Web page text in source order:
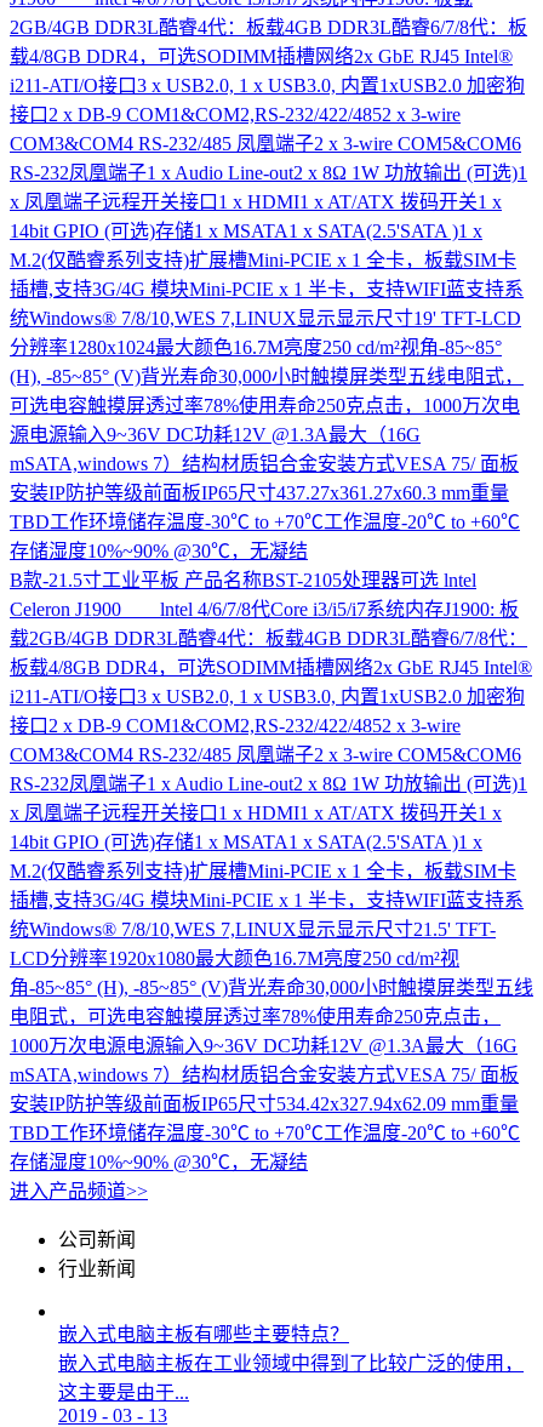
2GB/4GB DDR3L酷睿4代：板载4GB DDR3L酷睿6/7/8代：板
载4/8GB DDR4，可选SODIMM插槽网络2x GbE RJ45 Intel®
i211-ATI/O接口3 x USB2.0, 1 x USB3.0, 内置1xUSB2.0 加密狗
接口2 x DB-9 COM1&COM2,RS-232/422/4852 x 3-wire
COM3&COM4 RS-232/485 凤凰端子2 x 3-wire COM5&COM6
RS-232凤凰端子1 x Audio Line-out2 x 8Ω 1W 功放输出 (可选)1
x 凤凰端子远程开关接口1 x HDMI1 x AT/ATX 拨码开关1 x
14bit GPIO (可选)存储1 x MSATA1 x SATA(2.5'SATA )1 x
M.2(仅酷睿系列支持)扩展槽Mini-PCIE x 1 全卡，板载SIM卡
插槽,支持3G/4G 模块Mini-PCIE x 1 半卡，支持WIFI蓝支持系
统Windows® 7/8/10,WES 7,LINUX显示显示尺寸19' TFT-LCD
分辨率1280x1024最大颜色16.7M亮度250 cd/m²视角-85~85°
(H), -85~85° (V)背光寿命30,000小时触摸屏类型五线电阻式，
可选电容触摸屏透过率78%使用寿命250克点击，1000万次电
源电源输入9~36V DC功耗12V @1.3A最大（16G
mSATA,windows 7）结构材质铝合金安装方式VESA 75/ 面板
安装IP防护等级前面板IP65尺寸437.27x361.27x60.3 mm重量
TBD工作环境储存温度-30℃ to +70℃工作温度-20℃ to +60℃
存储湿度10%~90% @30℃，无凝结
B款-21.5寸工业平板 产品名称BST-2105处理器可选 lntel
Celeron J1900 lntel 4/6/7/8代Core i3/i5/i7系统内存J1900: 板
载2GB/4GB DDR3L酷睿4代：板载4GB DDR3L酷睿6/7/8代：
板载4/8GB DDR4，可选SODIMM插槽网络2x GbE RJ45 Intel®
i211-ATI/O接口3 x USB2.0, 1 x USB3.0, 内置1xUSB2.0 加密狗
接口2 x DB-9 COM1&COM2,RS-232/422/4852 x 3-wire
COM3&COM4 RS-232/485 凤凰端子2 x 3-wire COM5&COM6
RS-232凤凰端子1 x Audio Line-out2 x 8Ω 1W 功放输出 (可选)1
x 凤凰端子远程开关接口1 x HDMI1 x AT/ATX 拨码开关1 x
14bit GPIO (可选)存储1 x MSATA1 x SATA(2.5'SATA )1 x
M.2(仅酷睿系列支持)扩展槽Mini-PCIE x 1 全卡，板载SIM卡
插槽,支持3G/4G 模块Mini-PCIE x 1 半卡，支持WIFI蓝支持系
统Windows® 7/8/10,WES 7,LINUX显示显示尺寸21.5' TFT-
LCD分辨率1920x1080最大颜色16.7M亮度250 cd/m²视
角-85~85° (H), -85~85° (V)背光寿命30,000小时触摸屏类型五线
电阻式，可选电容触摸屏透过率78%使用寿命250克点击，
1000万次电源电源输入9~36V DC功耗12V @1.3A最大（16G
mSATA,windows 7）结构材质铝合金安装方式VESA 75/ 面板
安装IP防护等级前面板IP65尺寸534.42x327.94x62.09 mm重量
TBD工作环境储存温度-30℃ to +70℃工作温度-20℃ to +60℃
存储湿度10%~90% @30℃，无凝结
进入产品频道>>
公司新闻
行业新闻
嵌入式电脑主板有哪些主要特点？
嵌入式电脑主板在工业领域中得到了比较广泛的使用，
这主要是由于...
2019 - 03 - 13